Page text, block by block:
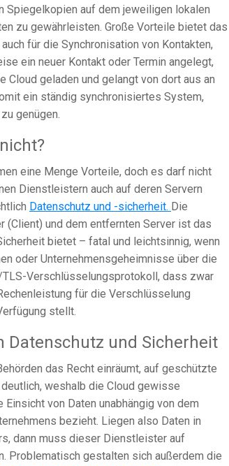
auf dem jeweiligen lokalen
zu gewährleisten. Große Vorteile bietet das
für die Synchronisation von Kontakten,
ein neuer Kontakt oder Termin angelegt,
geladen und gelangt von dort aus an
ein ständig synchronisiertes System,
genügen.
eine Menge Vorteile, doch es darf nicht
Dienstleistern auch auf deren Servern
Datenschutz und -sicherheit. Die
(Client) und dem entfernten Server ist das
bietet – fatal und leichtsinnig, wenn
oder Unternehmensgeheimnisse über die
Verschlüsselungsprotokoll, dass zwar
für die Verschlüsselung
stellt.
Datenschutz und Sicherheit
das Recht einräumt, auf geschützte
weshalb die Cloud gewisse
von Daten unabhängig von dem
bezieht. Liegen also Daten in
dann muss dieser Dienstleister auf
Problematisch gestalten sich außerdem die